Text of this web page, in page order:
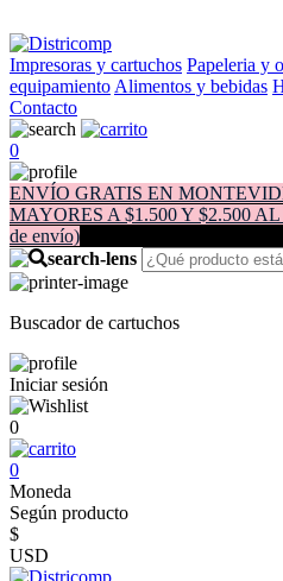
Impresoras y cartuchos Papeleria y
equipamiento Alimentos y bebidas
Contacto
0
ENVÍO GRATIS EN
MAYORES A $1.500 Y $2.500
de envío)
Buscador de cartuchos
Iniciar sesión
0
0
Moneda
Según producto
$
USD